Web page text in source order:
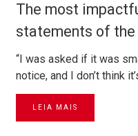
The most
statements of the
“I was asked if it was
notice, and I don’t think
LEIA MAIS